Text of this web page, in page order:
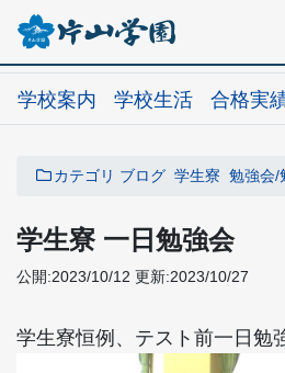
学校案内 学校生活 合格実
カテゴリ ブログ 学生寮 勉強会/
学生寮 一日勉強会
公開:2023/10/12 更新:2023/10/27
学生寮恒例、テスト前一日勉